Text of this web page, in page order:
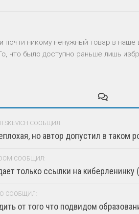
почти никому ненужный товар в
что было доступно раньше лишь
СООБЩИЛ:
но автор допустил в таком
СООБЩИЛ:
только ссылки на киберленинку
СООБЩИЛ:
от того что подвидом